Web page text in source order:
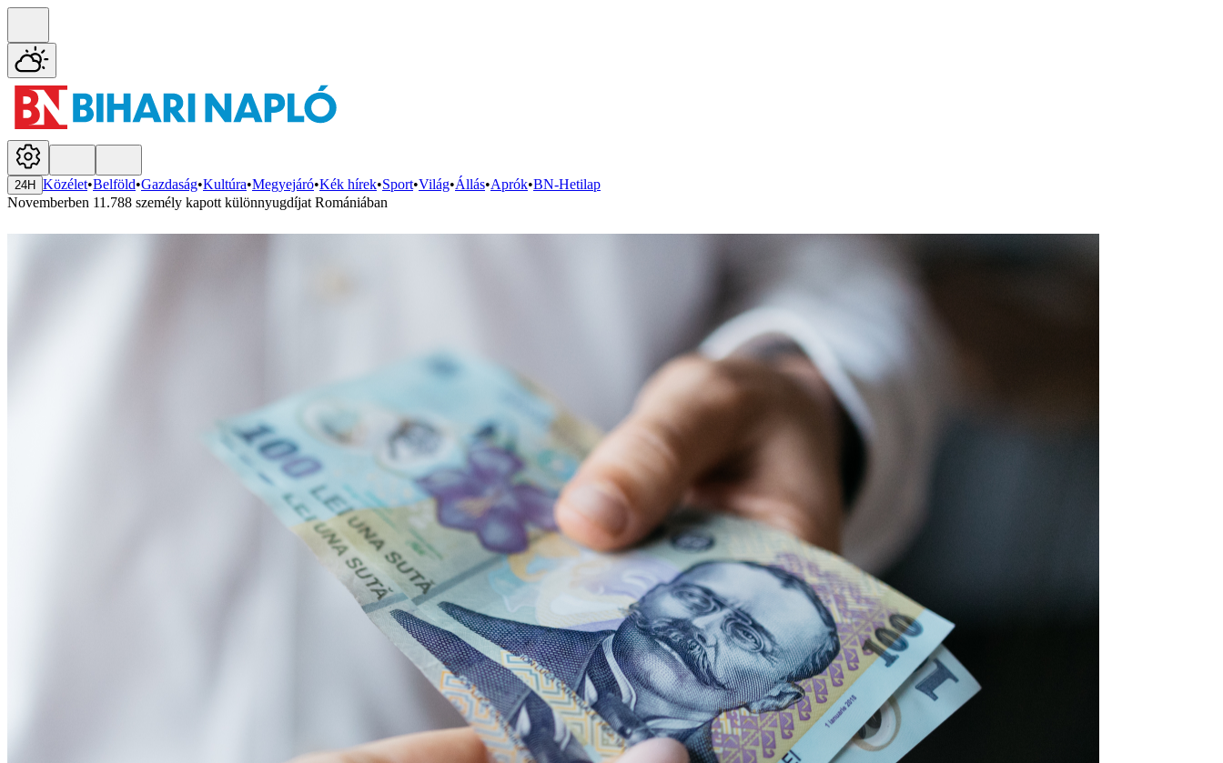
24H Közélet•Belföld•Gazdaság•Kultúra•Megyejáró•Kék hírek•Sport•Világ•Állás•Aprók•BN-Hetilap
Novemberben 11.788 személy kapott különnyugdíjat Romániában